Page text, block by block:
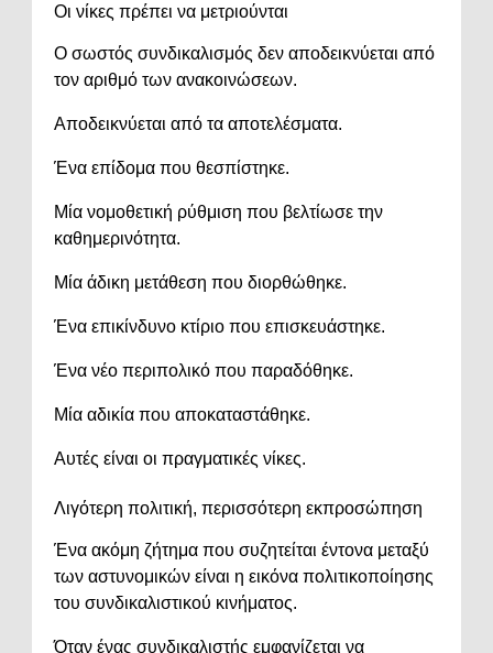
Οι νίκες πρέπει να μετριούνται
Ο σωστός συνδικαλισμός δεν αποδεικνύεται από
τον αριθμό των ανακοινώσεων.
Αποδεικνύεται από τα αποτελέσματα.
Ένα επίδομα που θεσπίστηκε.
Μία νομοθετική ρύθμιση που βελτίωσε την
καθημερινότητα.
Μία άδικη μετάθεση που διορθώθηκε.
Ένα επικίνδυνο κτίριο που επισκευάστηκε.
Ένα νέο περιπολικό που παραδόθηκε.
Μία αδικία που αποκαταστάθηκε.
Αυτές είναι οι πραγματικές νίκες.
Λιγότερη πολιτική, περισσότερη εκπροσώπηση
Ένα ακόμη ζήτημα που συζητείται έντονα μεταξύ
των αστυνομικών είναι η εικόνα πολιτικοποίησης
του συνδικαλιστικού κινήματος.
Όταν ένας συνδικαλιστής εμφανίζεται να